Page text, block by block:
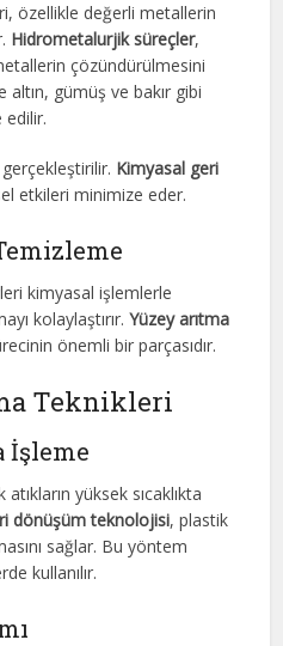
özellikle değerli metallerin
Hidrometalurjik süreçler,
çözündürülmesini
gümüş ve bakır gibi
edilir.
Kimyasal geri
etkileri minimize eder.
kimyasal işlemlerle
kolaylaştırır.Yüzey arıtma
önemli bir parçasıdır.
Teknikleri
İşleme
yüksek sıcaklıkta
dönüşüm teknolojisi, plastik
sağlar. Bu yöntem
kullanılır.